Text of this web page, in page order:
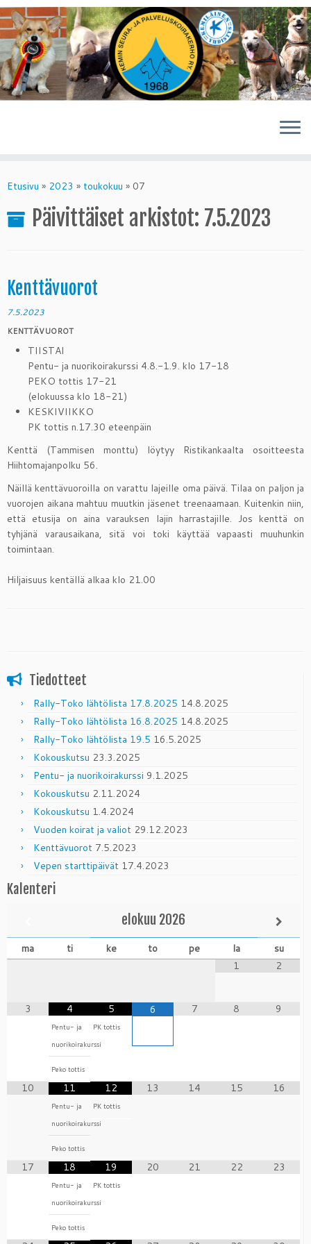
toEtusivu » 2023 » toukokuu » 07
Päivittäiset arkistot: 7.5.2023
Kenttävuorot
7.5.2023
KENTTÄVUOROT
TIISTAI
Pentu- ja nuorikoirakurssi 4.8.-1.9. klo 17-18
PEKO tottis 17-21
(elokuussa klo 18-21)
KESKIVIIKKO
PK tottis n.17.30 eteenpäin
Kenttä (Tammisen monttu) löytyy Ristikankaalta osoitteesta
Hiihtomajanpolku 56.
Näillä kenttävuoroilla on varattu lajeille oma päivä. Tilaa on paljon ja
vuorojen aikana mahtuu muutkin jäsenet treenaamaan. Kuitenkin niin,
että etusija on aina varauksen lajin harrastajille. Jos kenttä on
tyhjänä varausaikana, sitä voi toki käyttää vapaasti muuhunkin
toimintaan.
Hiljaisuus kentällä alkaa klo 21.00
Tiedotteet
Rally-Toko lähtölista 17.8.2025 14.8.2025
Rally-Toko lähtölista 16.8.2025 14.8.2025
Rally-Toko lähtölista 19.5 16.5.2025
Kokouskutsu 23.3.2025
Pentu- ja nuorikoirakurssi 9.1.2025
Kokouskutsu 2.11.2024
Kokouskutsu 1.4.2024
Vuoden koirat ja valiot 29.12.2023
Kenttävuorot 7.5.2023
Vepen starttipäivät 17.4.2023
Kalenteri
elokuu 2026
ma ti ke to pe la
su
1
2
3 4
Pentu- ja
nuorikoirakurssi
Peko tottis
5
PK tottis
6 7 8 9
10 11
Pentu- ja
nuorikoirakurssi
Peko tottis
12
PK tottis
13 14 15 16
17 18
Pentu- ja
nuorikoirakurssi
Peko tottis
19
PK tottis
20 21 22 23